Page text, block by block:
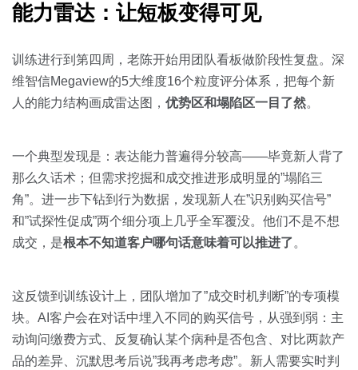
能力雷达：让短板变得可见
训练进行到第四周，老陈开始用团队看板做阶段性复盘。深
维智信Megaview的5大维度16个粒度评分体系，把每个新
人的能力结构画成雷达图， 优势区和塌陷区一目了然。
一个典型发现是：表达能力普遍得分较高——毕竟新人背了
那么久话术；但需求挖掘和成交推进形成明显的”塌陷三
角”。进一步下钻到行为数据，发现新人在”识别购买信号”
和”试探性促成”两个细分项上几乎全军覆没。他们不是不想
成交，是根本不知道客户哪句话意味着可以推进了。
这反馈到训练设计上，团队增加了”成交时机判断”的专项模
块。AI客户会在对话中埋入不同的购买信号，从强到弱：主
动询问缴费方式、反复确认某个病种是否包含、对比两款产
品的差异、沉默思考后说”我再考虑考虑”。新人需要实时判